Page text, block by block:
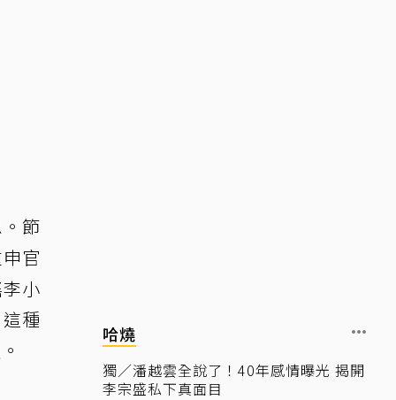
節
官
小
種
哈燒
獨／潘越雲全說了！40年感情曝光 揭開
李宗盛私下真面目